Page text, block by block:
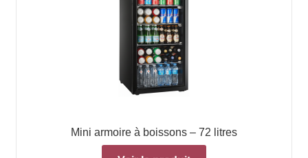
Mini armoire à boissons – 72 litres